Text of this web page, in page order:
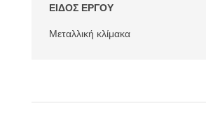
ΕΙΔΟΣ ΕΡΓΟΥ
Μεταλλική κλίμακα